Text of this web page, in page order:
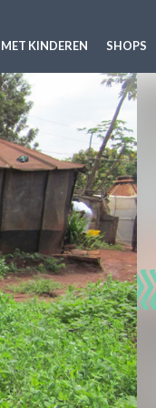
...
...
KINDEREN SHOPS